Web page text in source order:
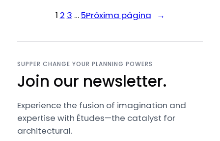
1 2 3 … 5Próxima página →
SUPPER CHANGE YOUR PLANNING POWERS
Join our newsletter.
Experience the fusion of imagination and
expertise with Études—the catalyst for
architectural.